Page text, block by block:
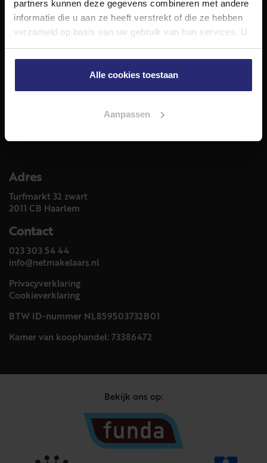
partners kunnen deze gegevens combineren met andere
informatie die u aan ze heeft verstrekt of die ze hebben
verzameld op basis van uw gebruik van hun services. U
gaat akkoord met onze cookies als u onze website blijft
gebruiken.
Alle cookies toestaan
Aanpassen
Diensten
Aankoop
Meer informatie over
Adres
Turfmarkt 32 zwart
2011 CB Haarlem
Contact
023 303 54 44
info@netmakelaars.nl
Privacyverklaring
Cookieverklaring
BTW ID-nummer NL859503732B01
Kamer van koophandel: 73386472
Bekijk ons op: